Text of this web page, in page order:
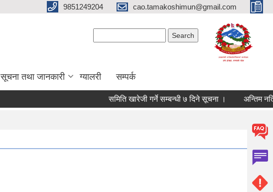
9851249204 cao.tamakoshimun@gmail.com
सूचना तथा जानकारी ग्यालरी सम्पर्क
समिति खारेजी गर्ने सम्बन्धी ७ दिने सूचना । अन्तिम